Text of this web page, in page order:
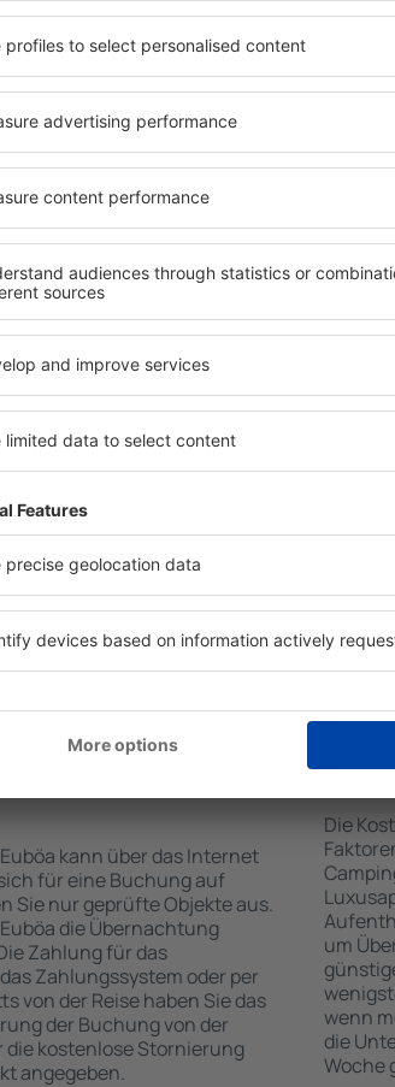
auch in der Nähe des
Stadtteilen oder Regionen
eine Unterkunft auf Euböa in
Ihren weiteren Vorhaben.
auf Euböa gibt die
Erreichen des Ziels nach der
einem Hotel, einer Wohnung
suchen zu müssen.
Besuch von Euböa und Ihre
Atmosphäre verlaufen.
Wenn
alles,
für
auf Euböa
der Suchmaschine nach
In- und Check-Out-
der Anzahl der
an, welche Unterkünfte auf
Unterkunft wird durch
die Anzahl der Sterne, die
zum Zentrum und die
erleichtert. Dadurch
eine Unterkunft auf Euböa
können je nach Bedarf eine
dem Flug buchen.
Die
der
Gäste
auf Euböa
kann über das Internet
für eine Buchung auf
Sie nur geprüfte Objekte aus.
die Übernachtung
Zahlung für das
Zahlungssystem oder per
von der Reise haben Sie das
der Buchung von der
kostenlose Stornierung
angegeben.
Wie
Die
um
wenn
die
Woche